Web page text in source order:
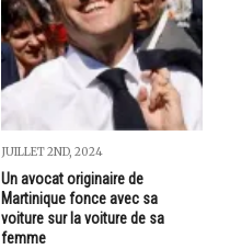
JUILLET 2ND, 2024
Un avocat originaire de
Martinique fonce avec sa
voiture sur la voiture de sa
femme